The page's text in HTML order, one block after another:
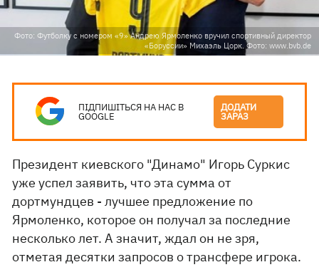
Фото: Футболку с номером «9» Андрею Ярмоленко вручил спортивный директор
«Борусcии» Михаэль Цорк. Фото: www.bvb.de
ПІДПИШІТЬСЯ НА НАС В
GOOGLE
ДОДАТИ
ЗАРАЗ
Президент киевского "Динамо" Игорь Суркис
уже успел заявить, что эта сумма от
дортмундцев - лучшее предложение по
Ярмоленко, которое он получал за последние
несколько лет. А значит, ждал он не зря,
отметая десятки запросов о трансфере игрока.